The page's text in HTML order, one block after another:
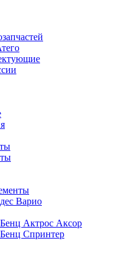
Варио
Актрос Аксор
Спринтер